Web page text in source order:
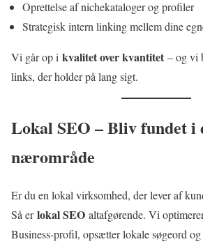
Oprettelse af nichekataloger og profiler
Strategisk intern linking mellem dine
Vi går op i kvalitet over kvantitet – og vi
links, der holder på lang sigt.
Lokal SEO – Bliv fundet i
nærområde
Er du en lokal virksomhed, der lever af
Så erlokal SEO altafgørende. Vi
Business-profil, opsætter lokale søgeord og